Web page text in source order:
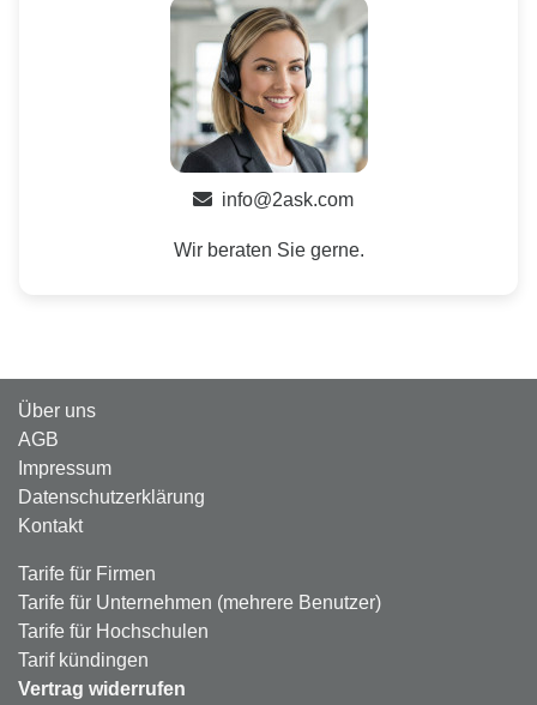
info@2ask.com
Wir beraten Sie gerne.
Über uns
AGB
Impressum
Datenschutzerklärung
Kontakt
Tarife für Firmen
Tarife für Unternehmen (mehrere Benutzer)
Tarife für Hochschulen
Tarif kündingen
Vertrag widerrufen